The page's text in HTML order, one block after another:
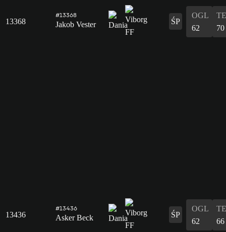
13368
#13368
Jakob Vester ŚP
OGL
62
70
13436
#13436
Asker Beck ŚP
OGL
62
66